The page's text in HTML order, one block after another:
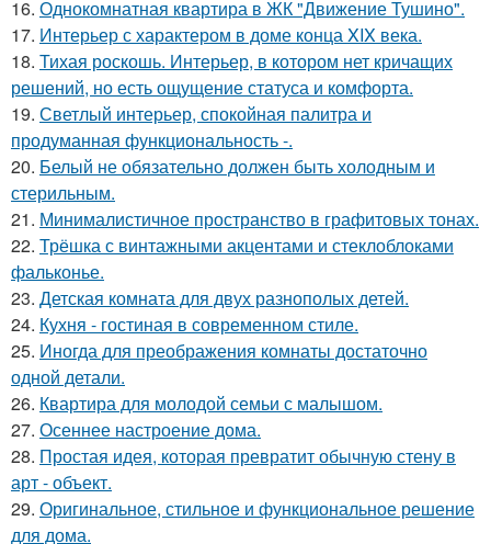
16. Однокомнатная квартира в ЖК "Движение Тушино".
17. Интерьер с характером в доме конца XIX века.
18. Тихая роскошь. Интерьер, в котором нет кричащих
решений, но есть ощущение статуса и комфорта.
19. Светлый интерьер, спокойная палитра и
продуманная функциональность -.
20. Белый не обязательно должен быть холодным и
стерильным.
21. Минималистичное пространство в графитовых тонах.
22. Трёшка с винтажными акцентами и стеклоблоками
фальконье.
23. Детская комната для двух разнополых детей.
24. Кухня - гостиная в современном стиле.
25. Иногда для преображения комнаты достаточно
одной детали.
26. Квартира для молодой семьи с малышом.
27. Осеннее настроение дома.
28. Простая идея, которая превратит обычную стену в
арт - объект.
29. Оригинальное, стильное и функциональное решение
для дома.